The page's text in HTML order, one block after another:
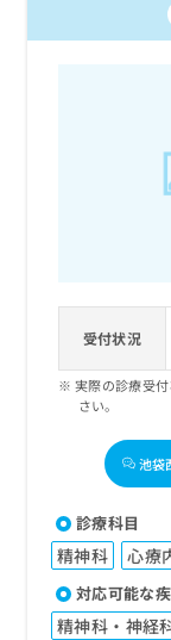
受付状況
実際の診療受
さい。
池袋
診療科目
精神科 心療
対応可能な
精神科・神経